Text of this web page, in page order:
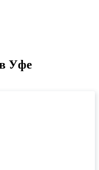
Уфе